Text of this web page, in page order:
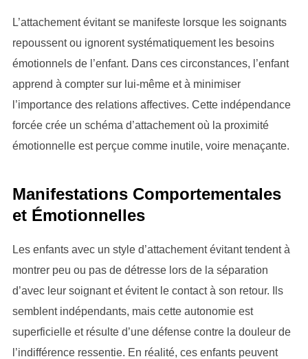
L’attachement évitant se manifeste lorsque les soignants
repoussent ou ignorent systématiquement les besoins
émotionnels de l’enfant. Dans ces circonstances, l’enfant
apprend à compter sur lui-même et à minimiser
l’importance des relations affectives. Cette indépendance
forcée crée un schéma d’attachement où la proximité
émotionnelle est perçue comme inutile, voire menaçante.
Manifestations Comportementales
et Émotionnelles
Les enfants avec un style d’attachement évitant tendent à
montrer peu ou pas de détresse lors de la séparation
d’avec leur soignant et évitent le contact à son retour. Ils
semblent indépendants, mais cette autonomie est
superficielle et résulte d’une défense contre la douleur de
l’indifférence ressentie. En réalité, ces enfants peuvent